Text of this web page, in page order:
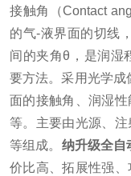
接触角（Contact
的气-液界面的切线
间的夹角θ，是润湿
要方法。采用光学成
面的接触角、润湿
等。主要由光源、
等组成。 纳升级全自
价比高、拓展性强、